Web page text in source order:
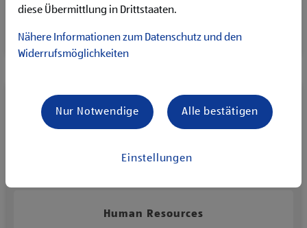
Finanzen
MEHR ENTDECKEN
Human Resources
diese Übermittlung in Drittstaaten.
Nähere Informationen zum Datenschutz und den
Widerrufsmöglichkeiten
Einstellungen
Nur Notwendige Alle bestätigen